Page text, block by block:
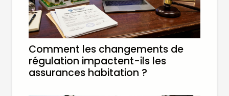
Comment les changements de
régulation impactent-ils les
assurances habitation ?